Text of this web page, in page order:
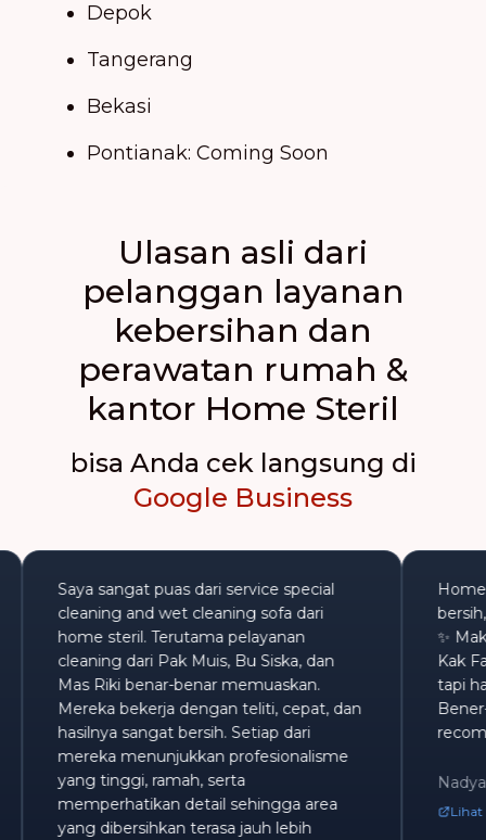
Depok
Tangerang
Bekasi
Pontianak: Coming Soon
Ulasan asli dari
pelanggan layanan
kebersihan dan
perawatan rumah &
kantor Home Steril
bisa Anda cek langsung di
Google Business
Saya sangat puas dari service special
cleaning and wet cleaning sofa dari
home steril. Terutama pelayanan
cleaning dari Pak Muis, Bu Siska, dan
Mas Riki benar-benar memuaskan.
Mereka bekerja dengan teliti, cepat, dan
hasilnya sangat bersih. Setiap dari
mereka menunjukkan profesionalisme
yang tinggi, ramah, serta
memperhatikan detail sehingga area
yang dibersihkan terasa jauh lebih